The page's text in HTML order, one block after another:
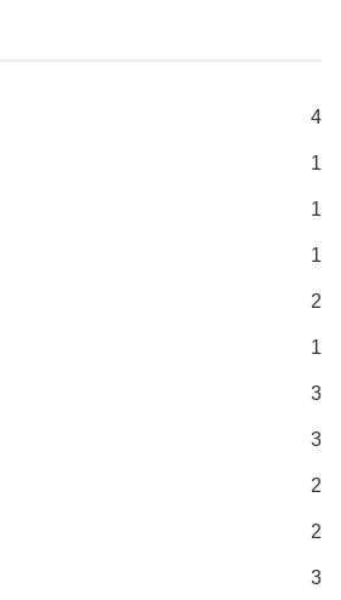
4
1
1
1
2
1
3
3
2
2
3